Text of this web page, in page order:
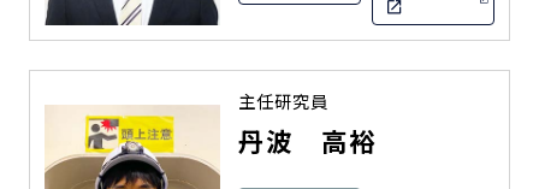
主任研究員
丹波 高裕